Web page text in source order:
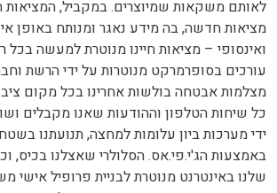
לאותם משקאות שמיוצרים. במקביל, המציאות
מציאות חדשה, בה מידע נאגר ומנותח באופן
ואינסופי – מציאות חיינו מנוטרת למעשה בכל
עורכים בסופרמרקט מנוטרות על ידי הרשת
מצלמות אבטחה בולשות אחרינו בכל מקום
כל שיחות הטלפון וההודעות שאנו מקבלים
ידי מערכות ביון עלומות למחצה, תנועתנו
באמצעות הג'י.פי.אס. הסלולרי שאצלנו בכיס,
שלנו באינטרנט מנוטרת לבניית פרופיל אישי